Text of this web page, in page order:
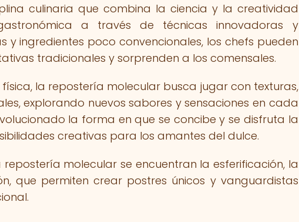
culinaria que combina la ciencia y la creatividad
a través de técnicas innovadoras y
y ingredientes poco convencionales, los chefs pueden
tradicionales y sorprenden a los comensales.
la repostería molecular busca jugar con texturas,
explorando nuevos sabores y sensaciones en cada
la forma en que se concibe y se disfruta la
creativas para los amantes del dulce.
molecular se encuentran la esferificación, la
que permiten crear postres únicos y vanguardistas